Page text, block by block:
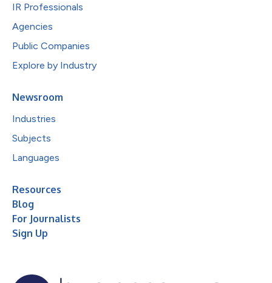
IR Professionals
Agencies
Public Companies
Explore by Industry
Newsroom
Industries
Subjects
Languages
Resources
Blog
For Journalists
Sign Up